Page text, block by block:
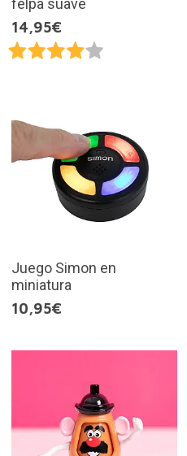
felpa suave
14,95€
Juego Simon en
miniatura
10,95€